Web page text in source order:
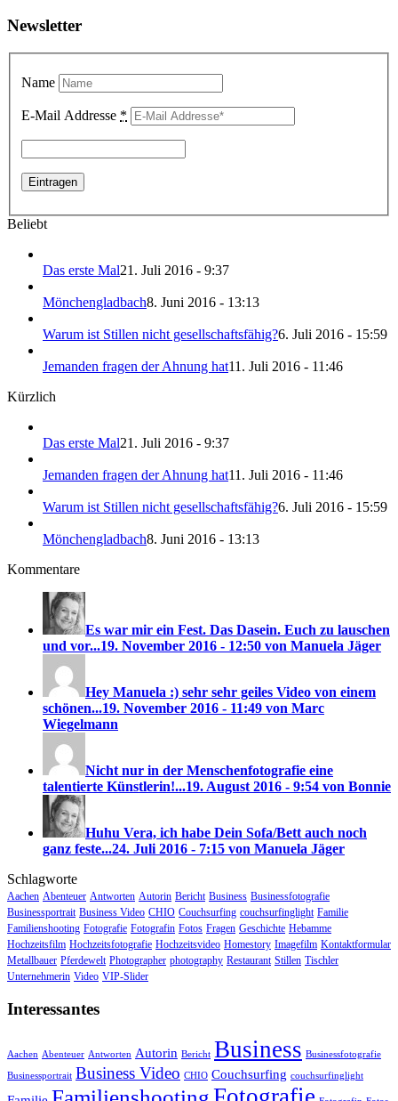
Newsletter
Name
E-Mail Addresse *
Beliebt
Das erste Mal21. Juli 2016 - 9:37
Mönchengladbach8. Juni 2016 - 13:13
Warum ist Stillen nicht gesellschaftsfähig?6. Juli 2016 - 15:59
Jemanden fragen der Ahnung hat11. Juli 2016 - 11:46
Kürzlich
Das erste Mal21. Juli 2016 - 9:37
Jemanden fragen der Ahnung hat11. Juli 2016 - 11:46
Warum ist Stillen nicht gesellschaftsfähig?6. Juli 2016 - 15:59
Mönchengladbach8. Juni 2016 - 13:13
Kommentare
Es war mir ein Fest. Das Dasein. Euch zu lauschen
und vor...19. November 2016 - 12:50 von Manuela Jäger
Hey Manuela :) sehr sehr geiles Video von einem
schönen...19. November 2016 - 11:49 von Marc
Wiegelmann
Nicht nur in der Menschenfotografie eine
talentierte Künstlerin!...19. August 2016 - 9:54 von Bonnie
Huhu Vera, ich habe Dein Sofa/Bett auch noch
ganz feste...24. Juli 2016 - 7:15 von Manuela Jäger
Schlagworte
Aachen Abenteuer Antworten Autorin Bericht Business Businessfotografie
Businessportrait Business Video CHIO Couchsurfing couchsurfinglight Familie
Familienshooting Fotografie Fotografin Fotos Fragen Geschichte Hebamme
Hochzeitsfilm Hochzeitsfotografie Hochzeitsvideo Homestory Imagefilm Kontaktformular
Metallbauer Pferdewelt Photographer photography Restaurant Stillen Tischler
Unternehmerin Video VIP-Slider
Interessantes
Aachen Abenteuer Antworten Autorin Bericht Business Businessfotografie
Businessportrait Business Video CHIO Couchsurfing couchsurfinglight